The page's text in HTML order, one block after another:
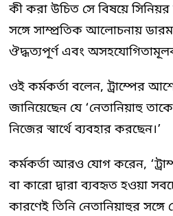
কী করা উচিত সে বিষয়ে
সঙ্গে সাম্প্রতিক আলোচনায়
ঔদ্ধত্যপূর্ণ এবং
ওই কর্মকর্তা বলেন, ট্রাম্পের
জানিয়েছেন যে ‘নেতানিয়াহু
নিজের স্বার্থে ব্যবহার করছেন।’
কর্মকর্তা আরও যোগ করেন,
বা কারো দ্বারা ব্যবহৃত হওয়া
কারণেই তিনি নেতানিয়াহুর সঙ্গে